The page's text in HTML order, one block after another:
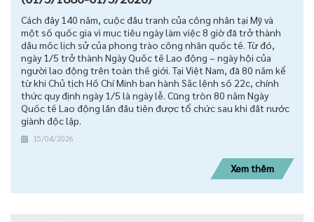
Cách đây 140 năm, cuộc đấu tranh của công nhân tại Mỹ và
một số quốc gia vì mục tiêu ngày làm việc 8 giờ đã trở thành
dấu mốc lịch sử của phong trào công nhân quốc tế. Từ đó,
ngày 1/5 trở thành Ngày Quốc tế Lao động – ngày hội của
người lao động trên toàn thế giới. Tại Việt Nam, đã 80 năm kể
từ khi Chủ tịch Hồ Chí Minh ban hành Sắc lệnh số 22c, chính
thức quy định ngày 1/5 là ngày lễ. Cũng tròn 80 năm Ngày
Quốc tế Lao động lần đầu tiên được tổ chức sau khi đất nước
giành độc lập.
15/04/2026
Xem thêm